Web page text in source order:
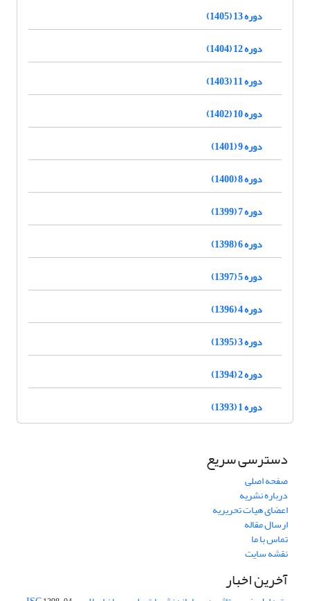
دوره 13 (1405)
دوره 12 (1404)
دوره 11 (1403)
دوره 10 (1402)
دوره 9 (1401)
دوره 8 (1400)
دوره 7 (1399)
دوره 6 (1398)
دوره 5 (1397)
دوره 4 (1396)
دوره 3 (1395)
دوره 2 (1394)
دوره 1 (1393)
دسترسی سریع
صفحه اصلی
درباره نشریه
اعضای هیات تحریریه
ارسال مقاله
تماس با ما
نقشه سایت
آخرین اخبار